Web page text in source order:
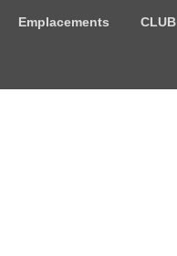
Emplacements CLUB